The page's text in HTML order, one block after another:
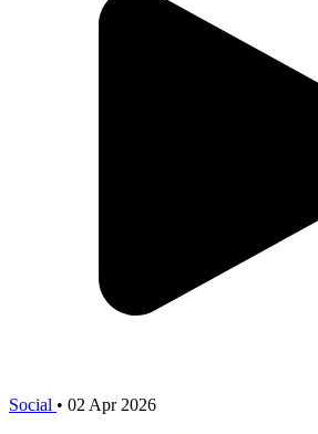
Social • 02 Apr 2026